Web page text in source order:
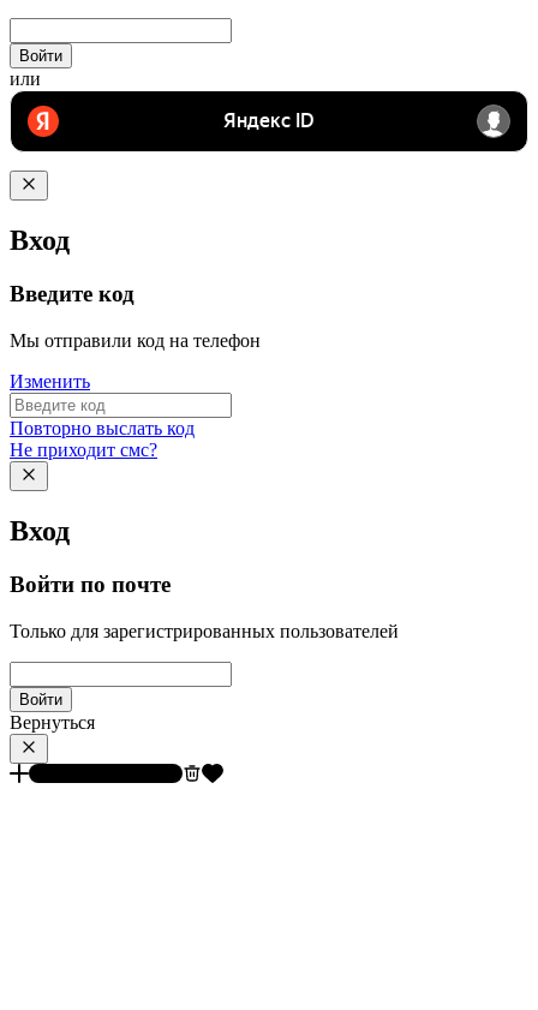
Войти
или
Вход
Введите код
Мы отправили код на телефон
Изменить
Повторно выслать код
Не приходит смс?
Вход
Войти по почте
Только для зарегистрированных пользователей
Войти
Вернуться